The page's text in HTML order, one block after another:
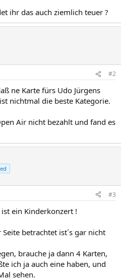
ihr das auch ziemlich teuer ?
#2
ne Karte fürs Udo Jürgens
nichtmal die beste Kategorie.
Air nicht bezahlt und fand es
#3
ein Kinderkonzert !
betrachtet ist´s gar nicht
brauche ja dann 4 Karten,
ich ja auch eine haben, und
sehen.